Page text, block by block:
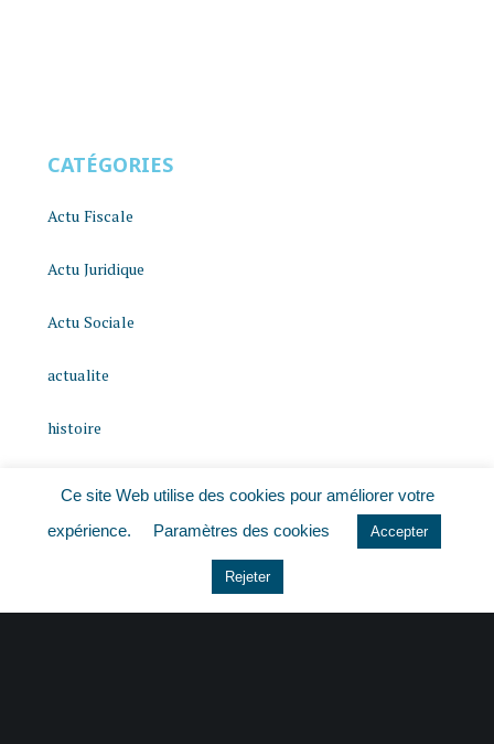
CATÉGORIES
Actu Fiscale
Actu Juridique
Actu Sociale
actualite
histoire
Non classé
Ce site Web utilise des cookies pour améliorer votre
expérience.
Paramètres des cookies Accepter
Rejeter